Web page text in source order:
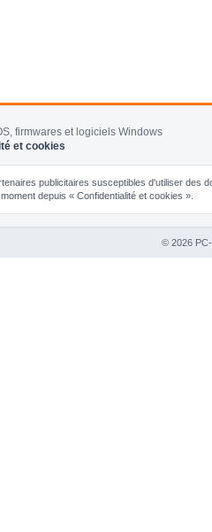
firmwares et logiciels Windows
et cookies
publicitaires susceptibles d'utiliser
depuis « Confidentialité et cookies ».
© 2026